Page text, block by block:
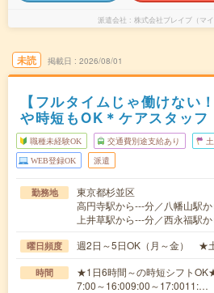
派遣会社 株式会社ブレイブ（マイ
未読 掲載日 2026/08/01
【フルタイムじゃ働けない
や時短もOK＊ケアスタッフ
職種未経験OK 交通費別途支給あり
WEB登録OK 派遣
勤務地
東京都杉並区
高円寺駅から---分／八幡山駅
上井草駅から---分／西永福駅
曜日頻度 週2日～5日OK（月～金） ★
時間
★1日6時間～の時短シフト
7:00～16:009:00～17:0011:…